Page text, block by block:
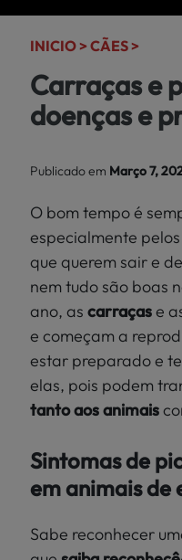
GATOS
PEQUENOS
MAMÍFEROS
PEIXES
PÁSSAROS
RÉPTEIS
MUNDO
KIWOKO
kiwoko.pt
a sua loja
INICIO >CÃES >
Carraças e
doenças e
Publicado em Março 7,
O bom tempo é
especialmente
que querem sair e
nem tudo são boas
ano, as carraçase
e começam a
estar preparado e
elas, pois podem
tanto aos animais
Sintomas de
em animais de
Sabe reconhecer